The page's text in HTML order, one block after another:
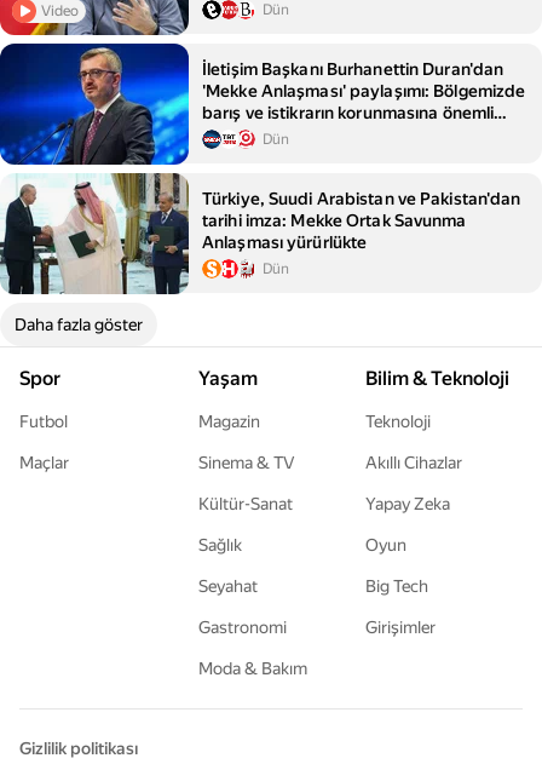
Video Dün
İletişim Başkanı Burhanettin Duran'dan
'Mekke Anlaşması' paylaşımı: Bölgemizde
barış ve istikrarın korunmasına önemli
katkılar sağlayacak
Dün
Türkiye, Suudi Arabistan ve Pakistan'dan
tarihi imza: Mekke Ortak Savunma
Anlaşması yürürlükte
Dün
Daha fazla göster
Spor
Futbol
Maçlar
Yaşam
Magazin
Sinema & TV
Kültür-Sanat
Sağlık
Seyahat
Gastronomi
Moda & Bakım
Bilim & Teknoloji
Teknoloji
Akıllı Cihazlar
Yapay Zeka
Oyun
Big Tech
Girişimler
Gizlilik politikası